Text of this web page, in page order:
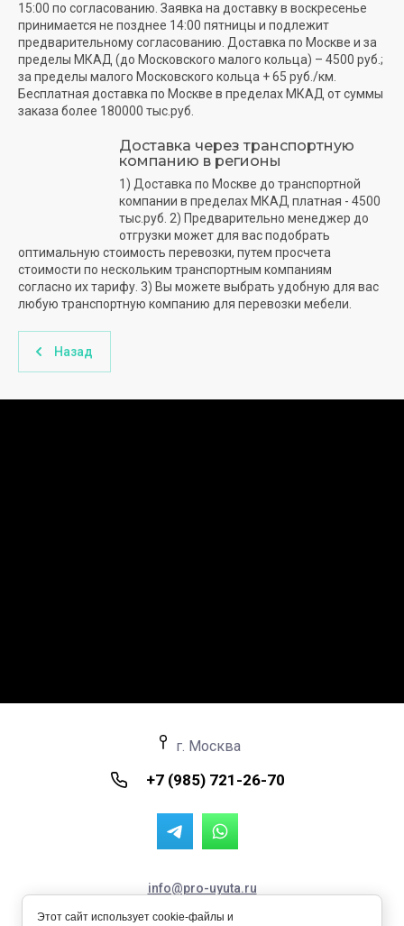
15:00 по согласованию. Заявка на доставку в воскресенье
принимается не позднее 14:00 пятницы и подлежит
предварительному согласованию. Доставка по Москве и за
пределы МКАД (до Московского малого кольца) – 4500 руб.;
за пределы малого Московского кольца + 65 руб./км.
Бесплатная доставка по Москве в пределах МКАД от суммы
заказа более 180000 тыс.руб.
Доставка через транспортную
компанию в регионы
1) Доставка по Москве до транспортной
компании в пределах МКАД платная - 4500
тыс.руб. 2) Предварительно менеджер до
отгрузки может для вас подобрать
оптимальную стоимость перевозки, путем просчета
стоимости по нескольким транспортным компаниям
согласно их тарифу. 3) Вы можете выбрать удобную для вас
любую транспортную компанию для перевозки мебели.
Назад
info@pro-uyuta.ru
Пространство Уюта © 2024 - 2026 ИНН: 711504357127
г. Москва
+7 (985) 721-26-70
Этот сайт использует cookie-файлы и